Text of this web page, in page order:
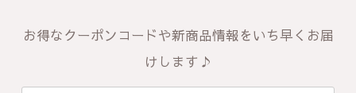
お得なクーポンコードや新商品情報をいち早くお届
けします♪